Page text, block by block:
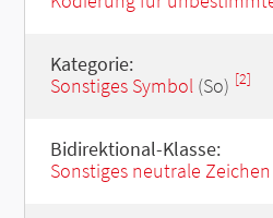
Kategorie:
Sonstiges Symbol(So) [2]
Bidirektional-Klasse:
Sonstiges neutrale Zeichen